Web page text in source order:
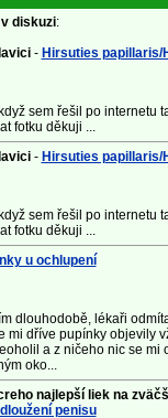
diskuzi:
- Hirsuties papillaris/
sem řešil po internetu
fotku děkuji ...
- Hirsuties papillaris/
sem řešil po internetu
fotku děkuji ...
u ochlupení
dlouhodobě, lékaři
mi dříve pupínky objevily
a z ničeho nic se mi
oko...
najlepší liek na
penisu